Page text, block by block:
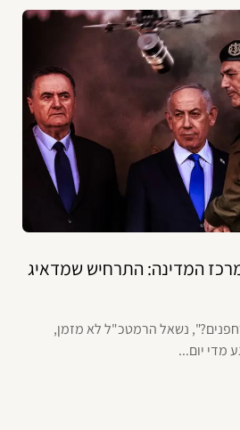
המדינה: התרחיש שמדאיג
נשאל הרמטכ"ל לא מזמן,
מדי יום...